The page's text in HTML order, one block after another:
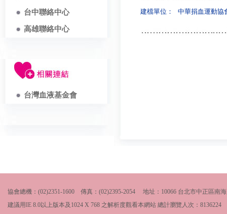
台中聯絡中心
高雄聯絡中心
台灣血液基金會
建檔單位： 中華捐血運動協
協會總機：(02)2351-1600 傳真：(02)2395-2054 地址：10066 台北市中正區南
建議用IE 8.0以上版本及1024 X 768 之解析度觀看本網站 總計瀏覽人次： 8136224